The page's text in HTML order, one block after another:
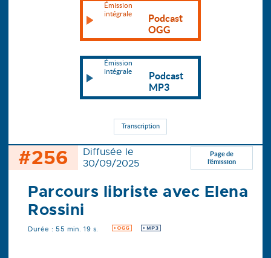
Émission
intégrale
Podcast
OGG
Émission
intégrale
Podcast
MP3
Transcription
#256
Diffusée le
30/09/2025
Page de
l’émission
Parcours libriste avec Elena
Rossini
Durée : 55 min. 19 s. OGG MP3